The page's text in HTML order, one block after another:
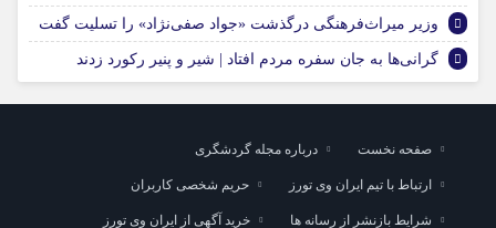
وزیر میراث‌فرهنگی درگذشت «جواد صفی‌نژاد» را تسلیت گفت
گرانی‌ها به جان سفره مردم افتاد | شیر و پنیر رکورد زدند
صفحه نخست درباره مجله گردشگری
ارتباط با تیم ایران وی تورز حریم شخصی کاربران
شرایط بازنشر از رسانه ها خرید آگهی از ایران وی تورز